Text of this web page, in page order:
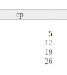
ср
5
12
19
26